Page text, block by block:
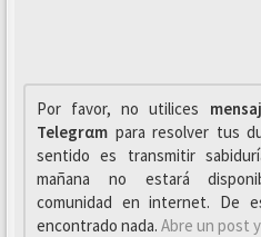
Por favor, no utilices
Telegrαm para resolver tus
sentido es transmitir
mañana no estará
comunidad en internet. De
encontrado nada. Abre un post